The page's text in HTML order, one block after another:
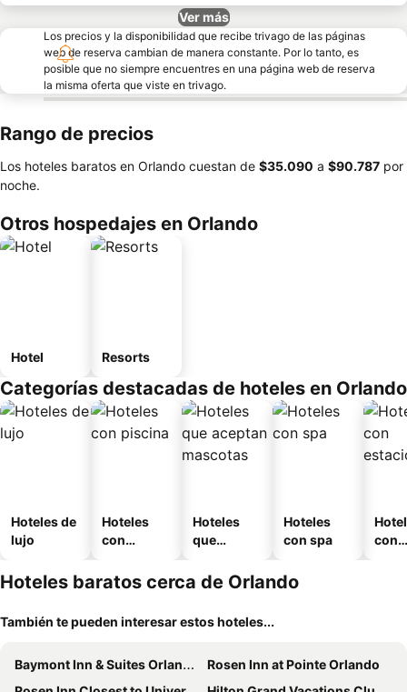
Ver más
Los precios y la disponibilidad que recibe trivago de las páginas
web de reserva cambian de manera constante. Por lo tanto, es
posible que no siempre encuentres en una página web de reserva
la misma oferta que viste en trivago.
Rango de precios
Los hoteles baratos en Orlando cuestan de ‎$35.090 a ‎$90.787 por
noche.
Otros hospedajes en Orlando
Hotel Resorts
Categorías destacadas de hoteles en Orlando
Hoteles de
lujo
Hoteles
con
Hoteles
que
mascotas
Hoteles
con spa
con
Hoteles baratos cerca de Orlando
También te pueden interesar estos hoteles...
Baymont Inn & Suites Orlando Universal Blvd
Rosen Inn at Pointe Orlando